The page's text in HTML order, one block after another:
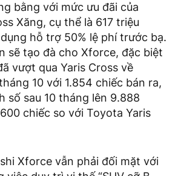
bằng với mức ưu đãi của
Xăng, cụ thể là 617 triệu
hỗ trợ 50% lệ phí trước bạ.
sẽ tạo đà cho Xforce, đặc biệt
vượt qua Yaris Cross về
10 với 1.854 chiếc bán ra,
số sau 10 tháng lên 9.888
chiếc so với Toyota Yaris
Xforce vẫn phải đối mặt với